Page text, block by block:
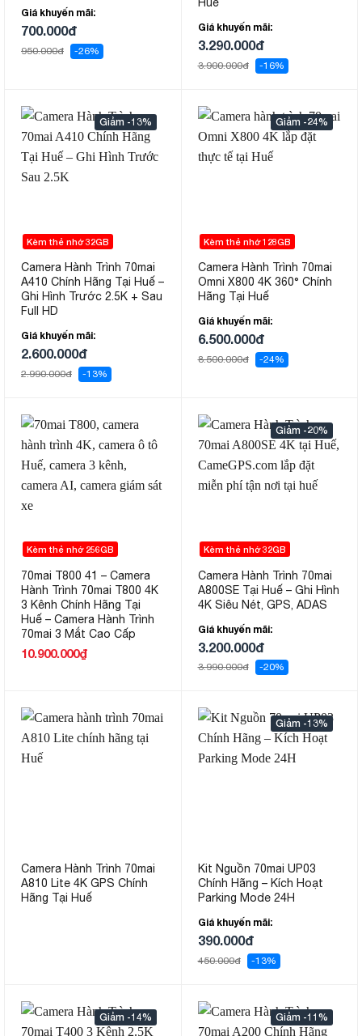
Giá khuyến mãi:
700.000đ
950.000đ -26%
Huế
Giá khuyến mãi:
3.290.000đ
3.900.000đ -16%
-13%
Kèm thẻ nhớ 32GB
Camera Hành Trình 70mai
A410 Chính Hãng Tại Huế –
Ghi Hình Trước 2.5K + Sau
Full HD
Giá khuyến mãi:
2.600.000đ
2.990.000đ -13%
-24%
Kèm thẻ nhớ 128GB
Camera Hành Trình 70mai
Omni X800 4K 360° Chính
Hãng Tại Huế
Giá khuyến mãi:
6.500.000đ
8.500.000đ -24%
Kèm thẻ nhớ 256GB
70mai T800 41 – Camera
Hành Trình 70mai T800 4K
3 Kênh Chính Hãng Tại
Huế – Camera Hành Trình
70mai 3 Mắt Cao Cấp
10.900.000₫
-20%
Kèm thẻ nhớ 32GB
Camera Hành Trình 70mai
A800SE Tại Huế – Ghi Hình
4K Siêu Nét, GPS, ADAS
Giá khuyến mãi:
3.200.000đ
3.990.000đ -20%
Camera Hành Trình 70mai
A810 Lite 4K GPS Chính
Hãng Tại Huế
-13%
Kit Nguồn 70mai UP03
Chính Hãng – Kích Hoạt
Parking Mode 24H
Giá khuyến mãi:
390.000đ
450.000đ -13%
-14% -11%